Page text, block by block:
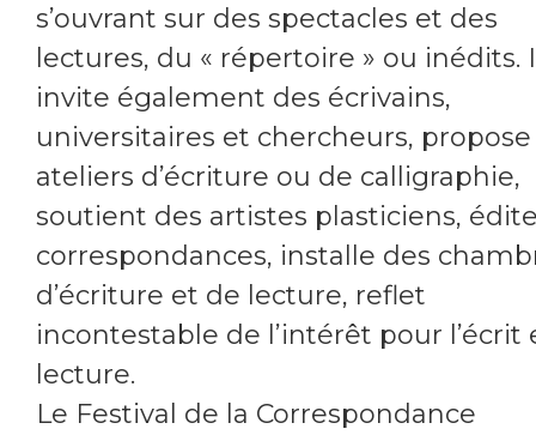
s’ouvrant sur des spectacles et des
lectures, du « répertoire » ou inédits.
invite également des écrivains,
universitaires et chercheurs,
ateliers d’écriture ou de calligraphie,
soutient des artistes plasticiens,
correspondances, installe des
d’écriture et de lecture, reflet
incontestable de l’intérêt pour l’écrit
lecture.
Le Festival de la Correspondance